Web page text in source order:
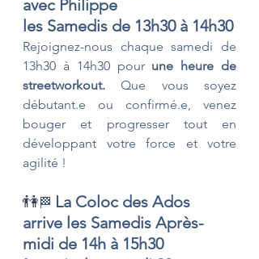
avec Philippe
les Samedis de 13h30 à 14h30
Rejoignez-nous chaque samedi de
13h30 à 14h30 pour une heure de
streetworkout. Que vous soyez
débutant.e ou confirmé.e, venez
bouger et progresser tout en
développant votre force et votre
agilité !
👫 🏁 La Coloc des Ados
arrive les Samedis Après-
midi de 14h à 15h30